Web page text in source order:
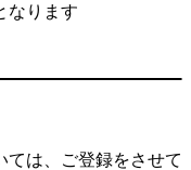
なります
ては、ご登録をさせて